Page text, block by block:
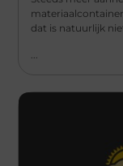
dat is natuurlijk